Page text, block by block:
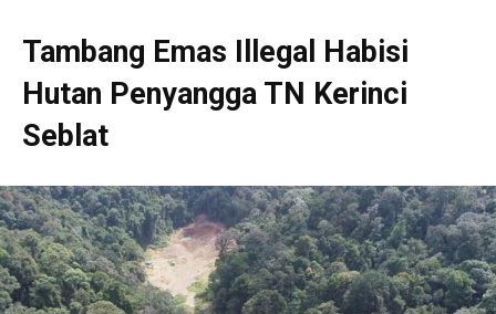
Tambang Emas Illegal Habisi
Hutan Penyangga TN Kerinci
Seblat